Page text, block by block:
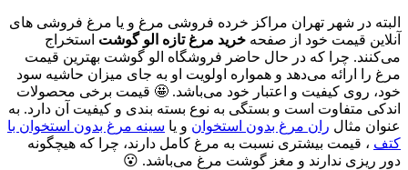
البته در شهر تهران مراکز خرده فروشی مرغ و یا مرغ فروشی ‌های
آنلاین قیمت خود از صفحه خرید مرغ تازه الو گوشت استخراج
می‌کنند. چرا که در حال حاضر فروشگاه الو گوشت بهترین قیمت
مرغ را ارائه می‌دهد و همواره اولویت او به جای میزان حاشیه سود
خود، روی کیفیت و اعتبار خود می‌باشد. 🤩 قیمت برخی محصولات
اندکی متفاوت است و بستگی به نوع بسته بندی و کیفیت آن دارد. به
عنوان مثال ران مرغ بدون استخوان و یا سینه مرغ بدون استخوان با
کتف ، قیمت بیشتری نسبت به مرغ کامل دارند، چرا که هیچگونه
دور ریزی ندارند و مغز گوشت مرغ می‌باشد. 😮